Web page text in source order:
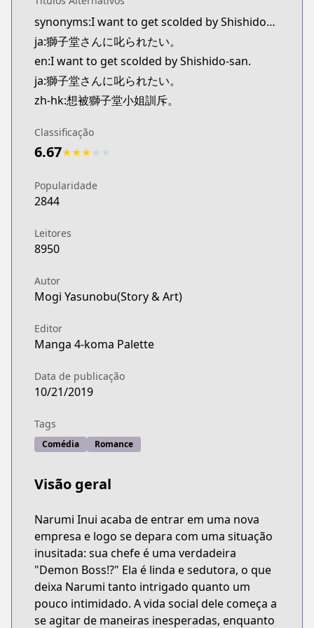
synonyms:I want to get scolded by Shishidou-san.
ja:獅子堂さんに叱られたい。
en:I want to get scolded by Shishido-san.
ja:獅子堂さんに叱られたい。
zh-hk:想被獅子堂小姐訓斥。
Classificação
6.67★★★
Popularidade
2844
Leitores
8950
Autor
Mogi Yasunobu(Story & Art)
Editor
Manga 4-koma Palette
Data de publicação
10/21/2019
Tags
Comédia Romance
Visão geral
Narumi Inui acaba de entrar em uma nova
empresa e logo se depara com uma situação
inusitada: sua chefe é uma verdadeira
"Demon Boss!?" Ela é linda e sedutora, o que
deixa Narumi tanto intrigado quanto um
pouco intimidado. A vida social dele começa a
se agitar de maneiras inesperadas, enquanto